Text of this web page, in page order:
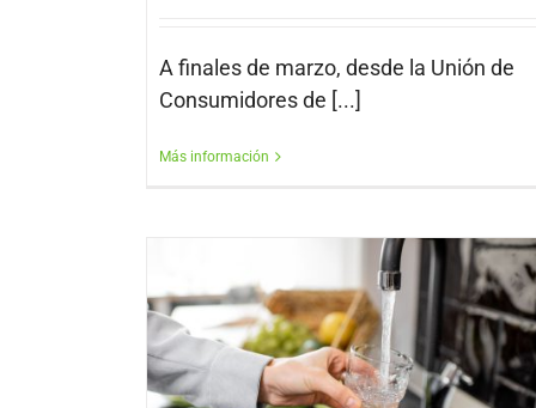
A finales de marzo, desde la Unión de
Consumidores de [...]
Más información